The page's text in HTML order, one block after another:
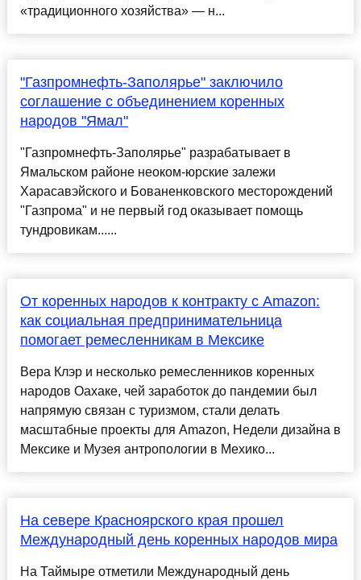
«традиционного хозяйства» — н...
"Газпромнефть-Заполярье" заключило
соглашение с объединением коренных
народов "Ямал"
"Газпромнефть-Заполярье" разрабатывает в
Ямальском районе неоком-юрские залежи
Харасавэйского и Бованенковского месторождений
"Газпрома" и не первый год оказывает помощь
тундровикам......
От коренных народов к контракту с Amazon:
как социальная предпринимательница
помогает ремесленникам в Мексике
Вера Клэр и несколько ремесленников коренных
народов Оахаке, чей заработок до пандемии был
напрямую связан с туризмом, стали делать
масштабные проекты для Amazon, Недели дизайна в
Мексике и Музея антропологии в Мехико...
На севере Красноярского края прошел
Международный день коренных народов мира
На Таймыре отметили Международный день